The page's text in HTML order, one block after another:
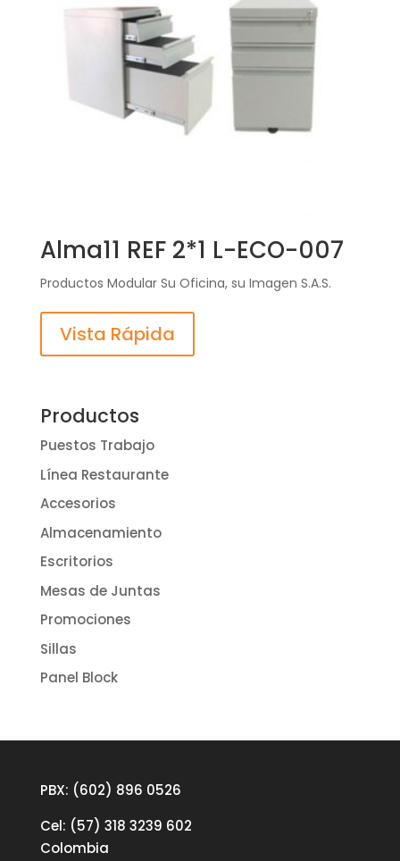
Alma11 REF 2*1 L-ECO-007
Productos Modular Su Oficina, su Imagen S.A.S.
Vista Rápida
Productos
Puestos Trabajo
Línea Restaurante
Accesorios
Almacenamiento
Escritorios
Mesas de Juntas
Promociones
Sillas
Panel Block
PBX: (602) 896 0526
Cel: (57) 318 3239 602
Colombia